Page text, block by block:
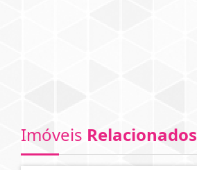
Imóveis Relacionados